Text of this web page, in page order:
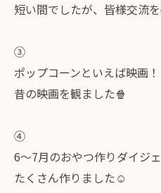
短い間でしたが、皆様交流
③
ポップコーンといえば映画！
昔の映画を観ました🍿
④
6〜7月のおやつ作りダイジ
たくさん作りました☺️